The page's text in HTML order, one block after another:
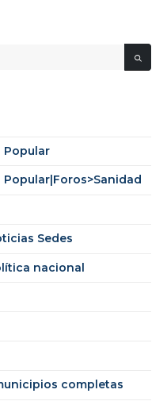
Popular
Sedes
nacional
completas